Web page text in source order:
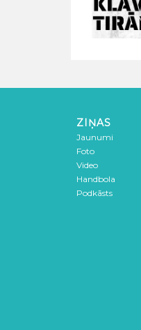
ZIŅAS
Jaunumi
Foto
Video
Handbola
Podkāsts